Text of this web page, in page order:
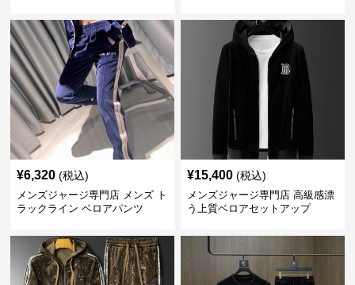
¥6,320 (税込)
メンズジャージ専門店 メンズ ト
ラックライン ベロアパンツ
¥15,400 (税込)
メンズジャージ専門店 高級感漂
う上質ベロアセットアップ